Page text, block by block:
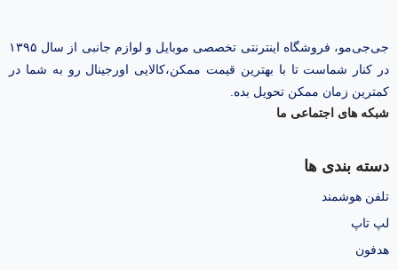
جی‌جی‌مو، فروشگاه اینترنتی تخصصی موبایل و لوازم جانبی از سال ۱۳۹۵
در کنار شماست تا با بهترین قیمت ممکن،‌کالایی اورجینال رو به شما در
کمترین زمان ممکن تحویل بده.
شبکه های اجتماعی ما
دسته بندی ها
تلفن هوشمند
لپ تاپ
هدفون